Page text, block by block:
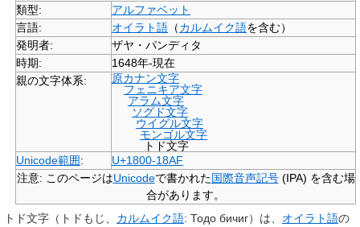
類型:
アルファベット
言語:
オイラト語 （カルムイク語を含む）
発明者:
ザヤ・パンディタ
時期:
1648年-現在
親の文字体系:
原カナン文字
フェニキア文字
アラム文字
ソグド文字
ウイグル文字
モンゴル文字
トド文字
Unicode範囲:
U+1800-18AF
注意: このページはUnicodeで書かれた国際音声記号(IPA) を含む場
合があります。
トド文字 （トドもじ、 カルムイク語: Тодо бичиг）は、 オイラト語の